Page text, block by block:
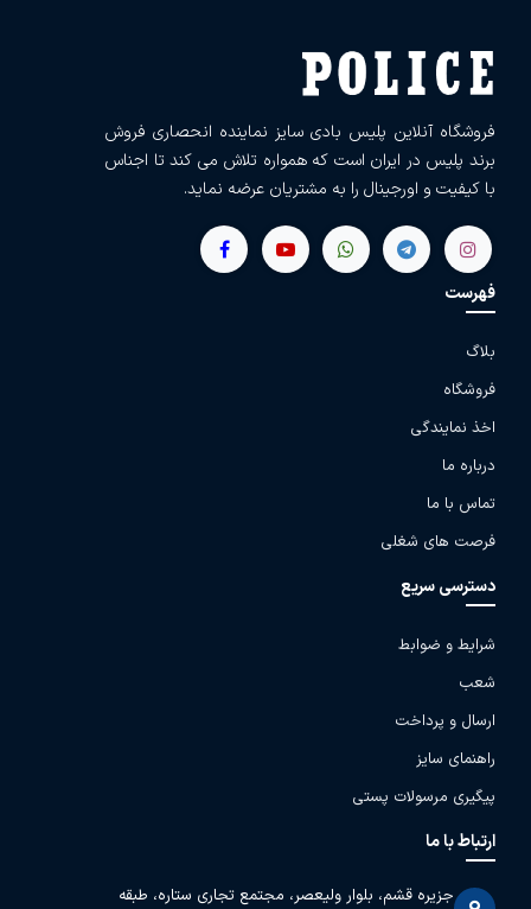
فروشگاه آنلاین پلیس بادی سایز نماینده انحصاری فروش
برند پلیس در ایران است که همواره تلاش می کند تا اجناس
با کیفیت و اورجینال را به مشتریان عرضه نماید.
فهرست
بلاگ
فروشگاه
اخذ نمایندگی
درباره ما
تماس با ما
فرصت های شغلی
دسترسی سریع
شرایط و ضوابط
شعب
ارسال و پرداخت
راهنمای سایز
پیگیری مرسولات پستی
ارتباط با ما
جزیره قشم، بلوار ولیعصر، مجتمع تجاری ستاره، طبقه